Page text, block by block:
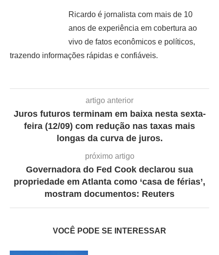
Ricardo é jornalista com mais de 10
anos de experiência em cobertura ao
vivo de fatos econômicos e políticos,
trazendo informações rápidas e confiáveis.
artigo anterior
Juros futuros terminam em baixa nesta sexta-
feira (12/09) com redução nas taxas mais
longas da curva de juros.
próximo artigo
Governadora do Fed Cook declarou sua
propriedade em Atlanta como ‘casa de férias’,
mostram documentos: Reuters
VOCÊ PODE SE INTERESSAR